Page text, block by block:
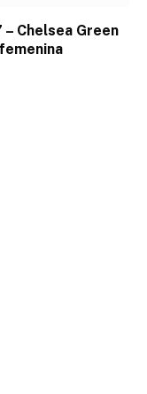
Chelsea Green